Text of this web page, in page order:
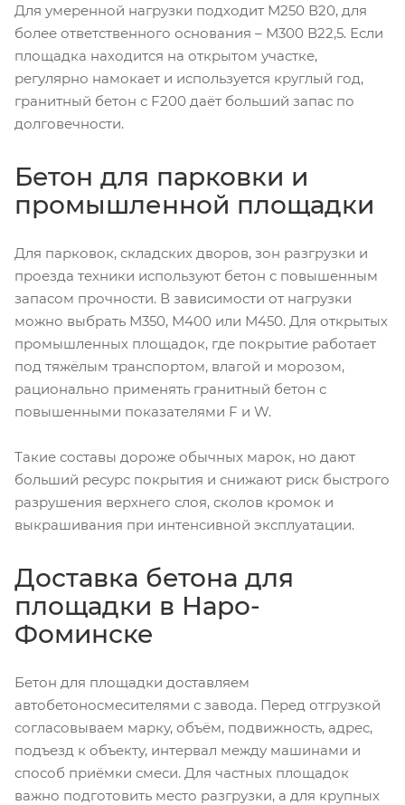
Для умеренной нагрузки подходит М250 В20, для
более ответственного основания – М300 В22,5. Если
площадка находится на открытом участке,
регулярно намокает и используется круглый год,
гранитный бетон с F200 даёт больший запас по
долговечности.
Бетон для парковки и
промышленной площадки
Для парковок, складских дворов, зон разгрузки и
проезда техники используют бетон с повышенным
запасом прочности. В зависимости от нагрузки
можно выбрать М350, М400 или М450. Для открытых
промышленных площадок, где покрытие работает
под тяжёлым транспортом, влагой и морозом,
рационально применять гранитный бетон с
повышенными показателями F и W.
Такие составы дороже обычных марок, но дают
больший ресурс покрытия и снижают риск быстрого
разрушения верхнего слоя, сколов кромок и
выкрашивания при интенсивной эксплуатации.
Доставка бетона для
площадки в Наро-
Фоминске
Бетон для площадки доставляем
автобетоносмесителями с завода. Перед отгрузкой
согласовываем марку, объём, подвижность, адрес,
подъезд к объекту, интервал между машинами и
способ приёмки смеси. Для частных площадок
важно подготовить место разгрузки, а для крупных